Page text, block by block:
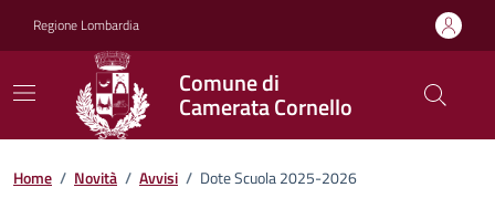
Regione Lombardia
Comune di
Camerata Cornello
Home / Novità / Avvisi / Dote Scuola 2025-2026